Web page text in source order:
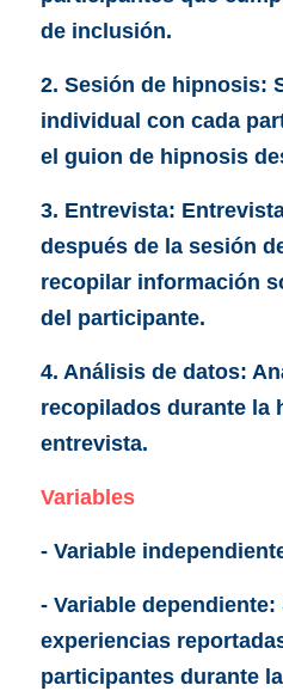
de inclusión.
2. Sesión de hipnosis:
individual con cada
el guion de hipnosis
3. Entrevista:
después de la sesión
recopilar información
del participante.
4. Análisis de datos:
recopilados durante la
entrevista.
Variables
- Variable
- Variable
experiencias
participantes durante